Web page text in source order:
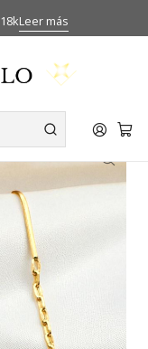
Leer más
Oro 18k